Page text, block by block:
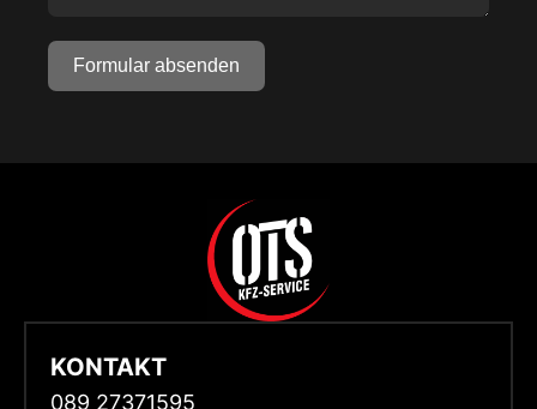
Formular absenden
KONTAKT
089 27371595